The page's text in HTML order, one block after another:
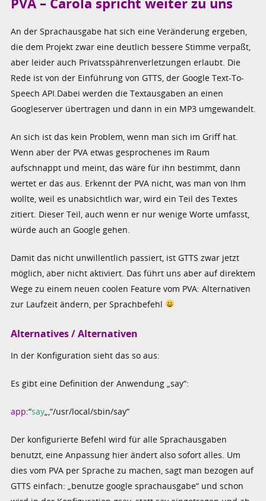
An der Sprachausgabe hat sich eine Veränderung ergeben,
die dem Projekt zwar eine deutlich bessere Stimme verpaßt,
aber leider auch Privatsspährenverletzungen erlaubt. Die
Rede ist von der Einführung von GTTS, der Google Text-To-
Speech API.Dabei werden die Textausgaben an einen
Googleserver übertragen und dann in ein MP3 umgewandelt.
An sich ist das kein Problem, wenn man sich im Griff hat.
Wenn aber der PVA etwas gesprochenes im Raum
aufschnappt und meint, das wäre für ihn bestimmt, dann
wertet er das aus. Erkennt der PVA nicht, was man von Ihm
wollte, weil es unabsichtlich war, wird ein Teil des Textes
zitiert. Dieser Teil, auch wenn er nur wenige Worte umfasst,
würde auch an Google gehen.
Damit das nicht unwillentlich passiert, ist GTTS zwar jetzt
möglich, aber nicht aktiviert. Das führt uns aber auf direktem
Wege zu einem neuen coolen Feature vom PVA: Alternativen
zur Laufzeit ändern, per Sprachbefehl
Alternatives / Alternativen
In der Konfiguration sieht das so aus:
Es gibt eine Definition der Anwendung „say“:
app:“say„,“/usr/local/sbin/say“
Der konfigurierte Befehl wird für alle Sprachausgaben
benutzt, eine Anpassung hier ändert also sofort alles. Um
dies vom PVA per Sprache zu machen, sagt man bezogen auf
GTTS einfach: „benutze google sprachausgabe“ und schon